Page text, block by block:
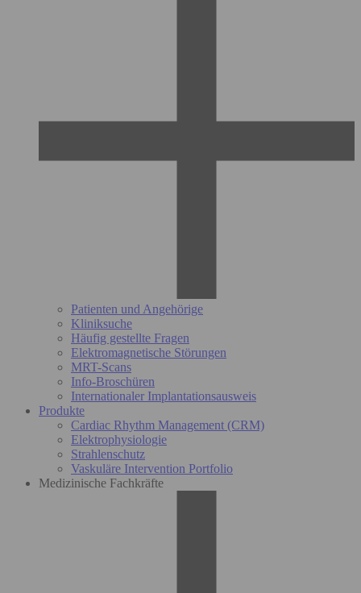
Patienten und Angehörige
Kliniksuche
Häufig gestellte Fragen
Elektromagnetische Störungen
MRT-Scans
Info-Broschüren
Internationaler Implantationsausweis
Produkte
Cardiac Rhythm Management (CRM)
Elektrophysiologie
Strahlenschutz
Vaskuläre Intervention Portfolio
Medizinische Fachkräfte